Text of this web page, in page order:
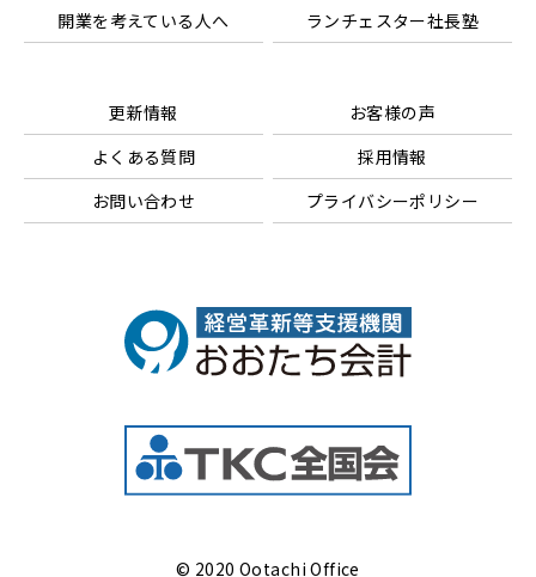
開業を考えている人へ
ランチェスター社長塾
更新情報
お客様の声
よくある質問
採用情報
お問い合わせ
プライバシーポリシー
© 2020 Ootachi Office